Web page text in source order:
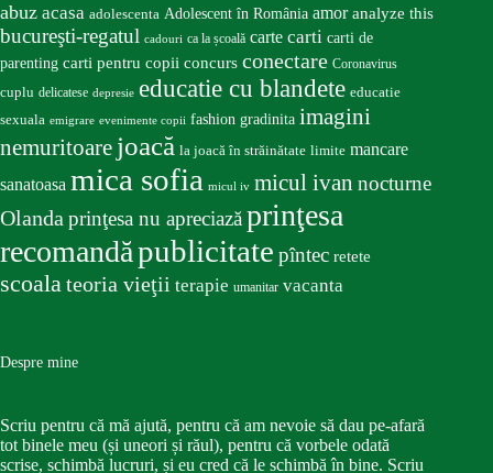
abuz acasa adolescenta Adolescent în România amor analyze this
bucureşti-regatul cadouri ca la școală carte carti carti de
parenting carti pentru copii concurs conectare Coronavirus
cuplu delicatese depresie educatie cu blandete educatie
sexuala emigrare evenimente copii fashion gradinita imagini
nemuritoare joacă la joacă în străinătate limite mancare
sanatoasa mica sofia micul iv micul ivan nocturne
Olandaprinţesa nu apreciazăprinţesa
recomandăpublicitate pîntec retete
scoalateoria vieţii terapie umanitar vacanta
Despre mine
Scriu pentru că mă ajută, pentru că am nevoie să dau pe-afară
tot binele meu (și uneori și răul), pentru că vorbele odată
scrise, schimbă lucruri, și eu cred că le schimbă în bine. Scriu